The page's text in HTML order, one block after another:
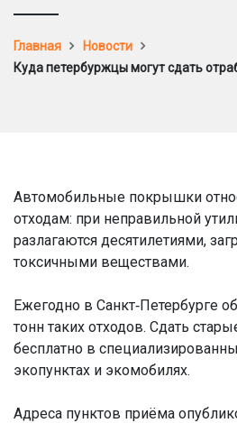
Главная
Новости
Куда петербуржцы могут сдать
Автомобильные покрышки
отходам: при неправильной
разлагаются десятилетиями,
токсичными веществами.
Ежегодно в Санкт‑Петербурге
тонн таких отходов. Сдать
бесплатно в
экопунктах и экомобилях.
Адреса пунктов приёма